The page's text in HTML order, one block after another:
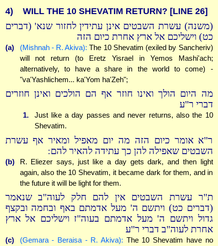
4) WILL THE 10 SHEVATIM RETURN? [LINE 26]
(משנה) עשרת השבטים אינן עתידין לחזור שנא' (דברים
כט) וישליכם אל ארץ אחרת כיום הזה
(a) (Mishnah - R. Akiva): The 10 Shevatim (exiled by Sancheriv)
will not return (to Eretz Yisrael in Yemos Mashi'ach;
alternatively, to have a share in the world to come) -
"va'Yashlichem... ka'Yom ha'Zeh";
מה היום הולך ואינו חוזר אף הם הולכים ואינן חוזרים
דברי ר"ע
1.
Just like a day passes and never returns, also the 10
Shevatim.
ר"א אומר כיום הזה מה יום מאפיל ומאיר אף עשרת
השבטים שאפילה להן כך עתידה להאיר להם:
(b)
R. Eliezer says, just like a day gets dark, and then light
again, also the 10 Shevatim, it became dark for them, and in
the future it will be light for them.
ת"ר עשרת השבטים אין להם חלק לעוה"ב שנאמר
(דברים כט) ויתשם ה' מעל אדמתם באף ובחמה ובקצף
גדול ויתשם ה' מעל אדמתם בעוה"ז וישליכם אל ארץ
אחרת לעוה"ב דברי ר"ע
(c) (Gemara - Beraisa - R. Akiva): The 10 Shevatim have no